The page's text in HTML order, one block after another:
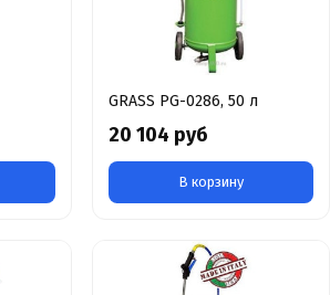
GRASS PG-0286, 50 л
20 104 руб
В корзину